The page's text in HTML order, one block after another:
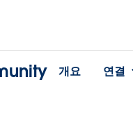
개요 연결